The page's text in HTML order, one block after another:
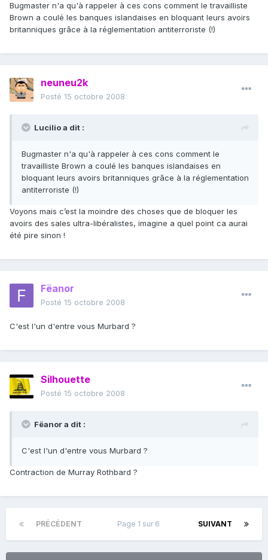
Bugmaster n'a qu'à rappeler à ces cons comment le travailliste
Brown a coulé les banques islandaises en bloquant leurs avoirs
britanniques grâce à la réglementation antiterroriste (!)
neuneu2k
Posté 15 octobre 2008
Lucilio a dit :
Bugmaster n'a qu'à rappeler à ces cons comment le
travailliste Brown a coulé les banques islandaises en
bloquant leurs avoirs britanniques grâce à la réglementation
antiterroriste (!)
Voyons mais c’est la moindre des choses que de bloquer les
avoirs des sales ultra-libéralistes, imagine a quel point ca aurai
été pire sinon !
Fëanor
Posté 15 octobre 2008
C'est l'un d'entre vous Murbard ?
Silhouette
Posté 15 octobre 2008
Fëanor a dit :
C'est l'un d'entre vous Murbard ?
Contraction de Murray Rothbard ?
PRÉCÉDENT SUIVANT
Page 1 sur 6